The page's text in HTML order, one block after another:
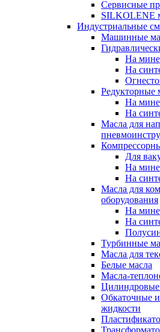
Сервисные
SILKOLENE
Индустриальные
Машинные
На
На
Редукторные
На
На
Масла для
Для
На
На
Масла для
оборудования
На
На
Турбинные
Масла для
Белые масла
Масла-
Цилиндровые
Обкаточные
жидкости